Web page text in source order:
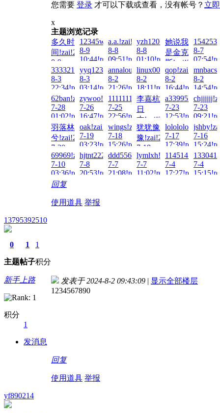
您需要 登录 才可以下载或查看，没有帐号？ 立
x
主题浏览记录
多久时
间!zai!2026-
8-9
14:13!read!
12345wto!zai!2026-
8-9
10:44!read!
a.a.!zai!2026-
8-8
09:51!read!
yzh1201..!zai!2026-
8-8
01:10!read!
她说我
是金克
斯!zai!2026-
8-7
23:57!read!
8-7
333321!zai!2026-
8-3
22:34!read!
yyq123!zai!2026-
8-3
03:14!read!
annalou666888!zai!2026-
8-2
21:26!read!
linux0004!zai!2026-
8-2
18:11!read!
qop!zai!2026-
8-2
16:44!read!
8-2
62ban!zai!2026-
7-28
01:02!read!
zywoo!zai!2026-
7-26
16:47!read!
1111111aaa!zai!2026-
7-25
22:56!read!
李嘉杭
日
本!zai!2026-
7-24
23:42!read!
7-23
12:53!read!
7-23
羽落林
兮!zai!2026-
7-20
09:30!read!
oak!zai!2026-
7-19
03:23!read!
wings!zai!2026-
7-18
15:26!read!
犹犹豫
豫!zai!2026-
7-18
00:05!read!
lolololo!zai!2026-
7-17
17:39!read!
7-16
69969!zai!2026-
7-10
03:36!read!
hjtnt2222!zai!2026-
7-8
20:53!read!
ddd5566!zai!2026-
7-7
21:08!read!
lymlxh!zai!2026-
7-7
11:02!read!
7-4
17:27!read!
7-4
回复
使用道具 举报
13795392510
0
主题
1
帖子
1
积分
新手上路
积分
1
发消息
发表于 2024-8-2 09:43:09 | 显示全部楼层
1234567890
回复
使用道具 举报
yf890214